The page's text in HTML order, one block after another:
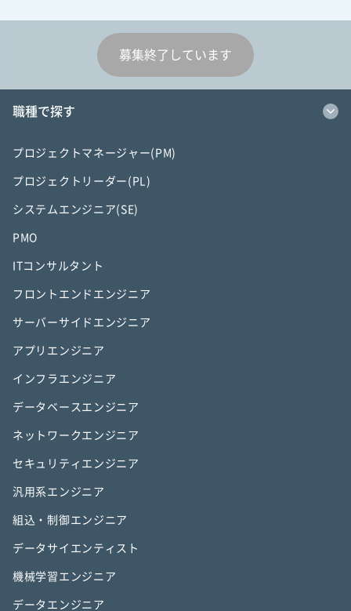
募集終了しています
職種で探す
プロジェクトマネージャー(PM)
プロジェクトリーダー(PL)
システムエンジニア(SE)
PMO
ITコンサルタント
フロントエンドエンジニア
サーバーサイドエンジニア
アプリエンジニア
インフラエンジニア
データベースエンジニア
ネットワークエンジニア
セキュリティエンジニア
汎用系エンジニア
組込・制御エンジニア
データサイエンティスト
機械学習エンジニア
データエンジニア